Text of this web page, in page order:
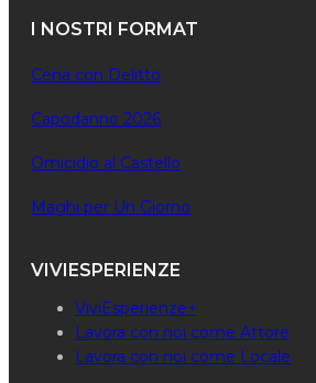
I NOSTRI FORMAT
Cena con Delitto
Capodanno 2026
Omicidio al Castello
Maghi per Un Giorno
VIVIESPERIENZE
ViviEsperienze+
Lavora con noi come Attore
Lavora con noi come Locale